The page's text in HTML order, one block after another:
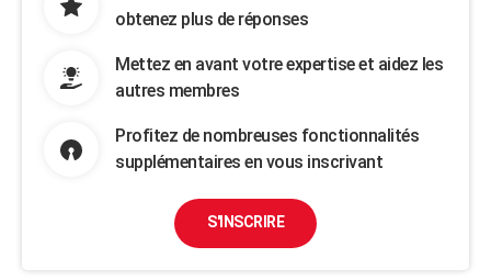
obtenez plus de réponses
Mettez en avant votre expertise et aidez les
autres membres
Profitez de nombreuses fonctionnalités
supplémentaires en vous inscrivant
S'INSCRIRE